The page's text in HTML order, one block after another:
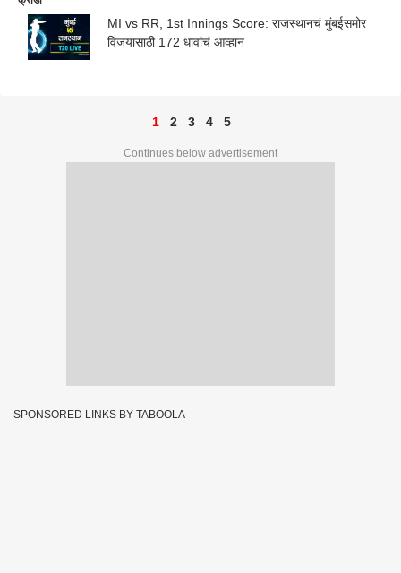
MI vs RR, 1st Innings Score: राजस्थानचं मुंबईसमोर
विजयासाठी 172 धावांचं आव्हान
1 2 3 4 5
Continues below advertisement
SPONSORED LINKS BY TABOOLA